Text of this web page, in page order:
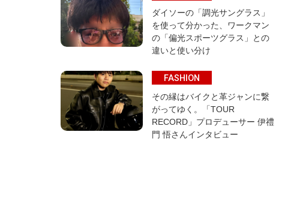
ダイソーの「調光サングラス」
を使って分かった、ワークマン
の「偏光スポーツグラス」との
違いと使い分け
FASHION
その縁はバイクと革ジャンに繋
がってゆく。「TOUR
RECORD」プロデューサー 伊禮
門 悟さんインタビュー